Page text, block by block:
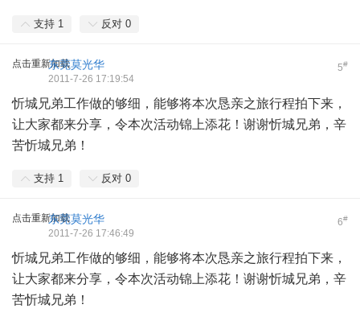
支持 1 反对 0
点击重新加载 5#
东莞莫光华
2011-7-26 17:19:54
忻城兄弟工作做的够细，能够将本次恳亲之旅行程拍下来，
让大家都来分享，令本次活动锦上添花！谢谢忻城兄弟，辛
苦忻城兄弟！
支持 1 反对 0
点击重新加载 6#
东莞莫光华
2011-7-26 17:46:49
忻城兄弟工作做的够细，能够将本次恳亲之旅行程拍下来，
让大家都来分享，令本次活动锦上添花！谢谢忻城兄弟，辛
苦忻城兄弟！